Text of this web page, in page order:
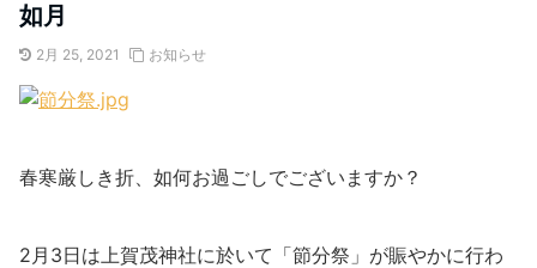
如月
2月 25, 2021 お知らせ
春寒厳しき折、如何お過ごしでございますか？
2月3日は上賀茂神社に於いて「節分祭」が賑やかに行わ